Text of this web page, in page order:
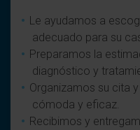
Le ayudamos a
adecuado para su
Preparamos la
diagnóstico y
Organizamos su cita
cómoda y eficaz.
Recibimos y